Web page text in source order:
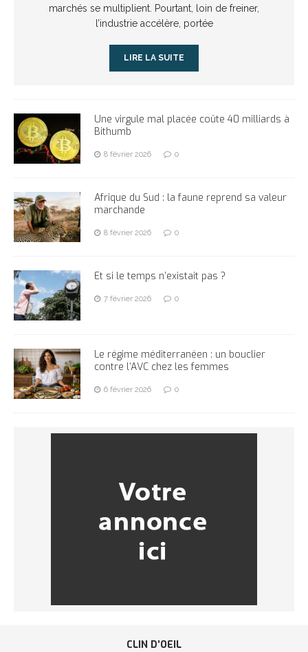
marchés se multiplient. Pourtant, loin de freiner,
l’industrie accélère, portée
LIRE LA SUITE
Une virgule mal placée coûte 40 milliards à
Bithumb
8 février 2026 0
Afrique du Sud : la faune reprend sa valeur
marchande
8 février 2026 0
Et si le temps n’existait pas ?
7 février 2026 0
Le régime méditerranéen : un bouclier
contre l’AVC chez les femmes
6 février 2026 0
CLIN D’OEIL